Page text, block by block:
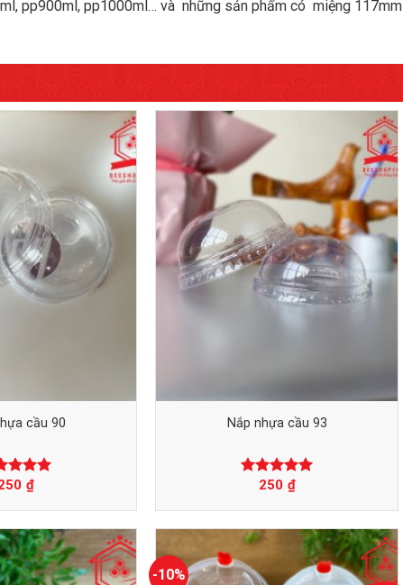
pp900ml, pp1000ml… và những sản phẩm có miệng 117mm
cầu 90
xếp
₫
Nắp nhựa cầu 93
Được xếp
sao
250 ₫
-10%